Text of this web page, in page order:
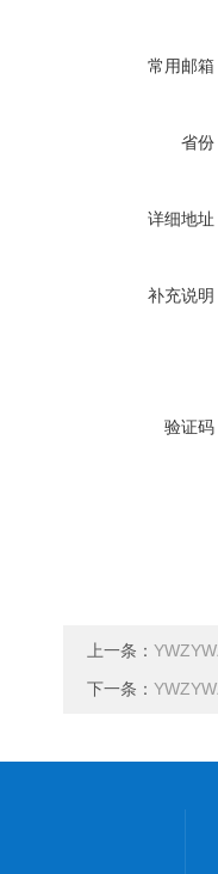
常用邮箱
省份
详细地址
补充说明
验证码
上一条：
下一条：